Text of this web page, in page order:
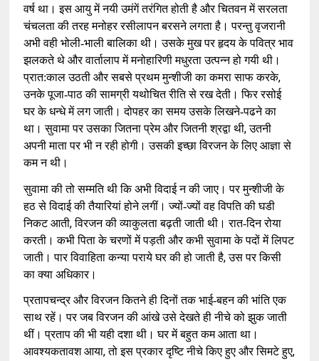
वर्ष था। इस आयु में नयी उमंगें तरंगित होती है और चितवन में सरलता
चंचलता की तरह मनोहर रसीलापन बरसने लगता है। परन्तु वृजरानी
अभी वही भोली-भाली बालिका थी। उसके मुख पर हृदय के पवित्र भाव
झलकते थे और वार्तालाप में मनोहारिणी मधुरता उत्पन्न हो गयी थी।
प्रात:काल उठती और सबसे प्रथम मुन्शीजी का कमरा साफ करके,
उनके पूजा-पाठ की सामग्री यथोचित रीति से रख देती। फिर रसोई
घर के धन्धे में लग जाती। दोपहर का समय उसके लिखने-पढने का
था। सुवामा पर उसका जितना प्रेम और जितनी श्रद्वा थी,उतनी
अपनी माता पर भी न रही होगी। उसकी इच्छा विरजन के लिए आज्ञा से
कम न थी।
सुवामा की तो सम्मति थी कि अभी विदाई न की जाए। पर मुन्शीजी के
हठ से विदाई की तैयारियां होने लगीं। ज्यों-ज्यों वह विपति की घडी
निकट आती,विरजन की व्याकुलता बढ़ती जाती थी। रात-दिन रोया
करती। कभी पिता के चरणों में पड़ती और कभी सुवामा के पदों में लिपट
जाती। पार विवाहिता कन्या पराये घर की हो जाती है,उस पर किसी
का क्या अधिकार।
प्रतापचन्द्र और विरजन कितने ही दिनों तक भाई-बहन की भांति एक
साथ रहें। पर जब विरजन की आंखे उसे देखते ही नीचे को झुक जाती
थीं। प्रताप की भी यही दशा थी। घर में बहुत कम आता था।
आवश्यकतावश आया,तो इस प्रकार दृष्टि नीचे किए हुए और सिमटे हुए,